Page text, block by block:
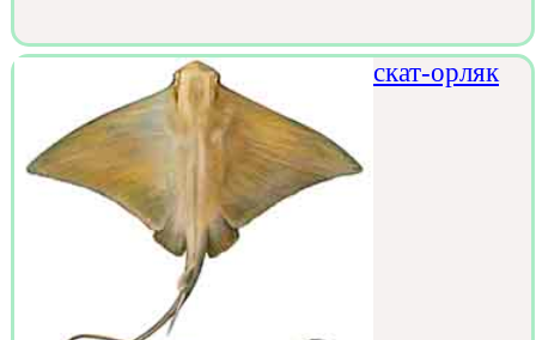
скат-орляк